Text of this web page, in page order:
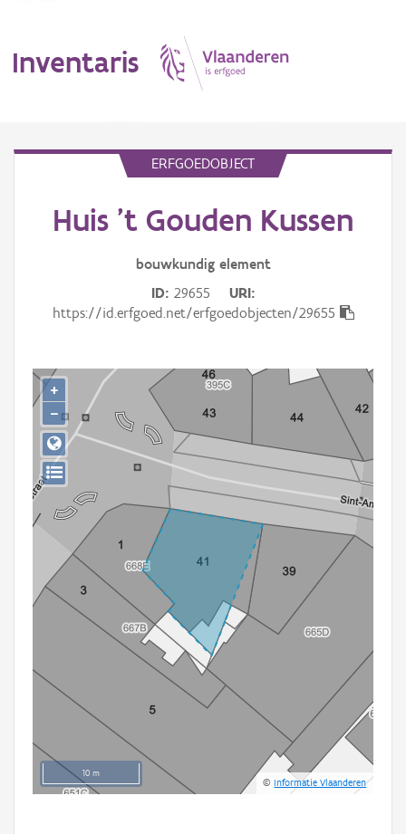
Inventaris
Erfgoedobject
Gebeurtenis
Persoon of collectief
Downloads
Hergebruik
ERFGOEDOBJECT
Huis 't Gouden Kussen
bouwkundig element
ID 29655
URI
https://id.erfgoed.net/erfgoedobjecten/29655
10 m
©Informatie Vlaanderen
+
−